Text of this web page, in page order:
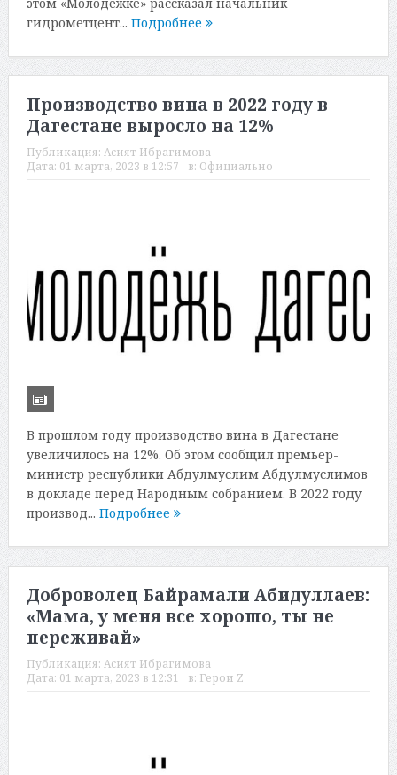
гидрометцент... Подробнее
Производство вина в 2022 году в
Дагестане выросло на 12%
Публикация: Асият Ибрагимова
Дата: 01 марта, 2023 в 12:57 в: Официально
В прошлом году производство вина в Дагестане
увеличилось на 12%. Об этом сообщил премьер-
министр республики Абдулмуслим Абдулмуслимов
в докладе перед Народным собранием. В 2022 году
производ... Подробнее
Доброволец Байрамали Абидуллаев:
«Мама, у меня все хорошо, ты не
переживай»
Публикация: Асият Ибрагимова
Дата: 01 марта, 2023 в 12:31 в: Герои Z